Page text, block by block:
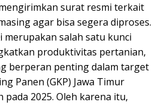
surat resmi terkait
agar bisa segera diproses.
salah satu kunci
produktivitas pertanian,
berperan penting dalam target
Panen (GKP) Jawa Timur
pada 2025. Oleh karena itu,